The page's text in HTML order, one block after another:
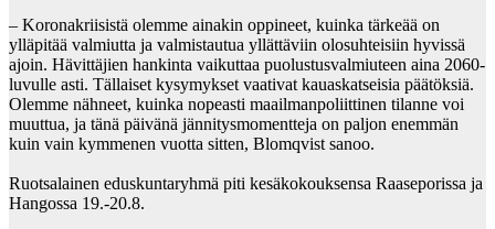
– Koronakriisistä olemme ainakin oppineet, kuinka tärkeää on
ylläpitää valmiutta ja valmistautua yllättäviin olosuhteisiin hyvissä
ajoin. Hävittäjien hankinta vaikuttaa puolustusvalmiuteen aina 2060-
luvulle asti. Tällaiset kysymykset vaativat kauaskatseisia päätöksiä.
Olemme nähneet, kuinka nopeasti maailmanpoliittinen tilanne voi
muuttua, ja tänä päivänä jännitysmomentteja on paljon enemmän
kuin vain kymmenen vuotta sitten, Blomqvist sanoo.
Ruotsalainen eduskuntaryhmä piti kesäkokouksensa Raaseporissa ja
Hangossa 19.-20.8.